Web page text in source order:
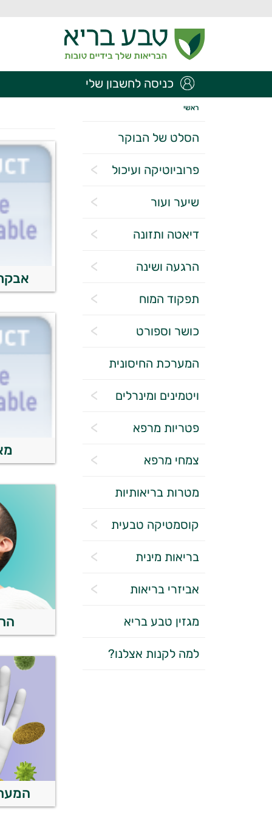
כניסה לחשבון שלי
ראשי
הסלט של הבוקר
פרוביוטיקה ועיכול
שיער ועור
דיאטה ותזונה
הרגעה ושינה
תפקוד המוח
כושר וספורט
המערכת החיסונית
ויטמינים ומינרלים
פטריות מרפא
צמחי מרפא
מטרות בריאותיות
קוסמטיקה טבעית
בריאות מינית
אביזרי בריאות
מגזין טבע בריא
למה לקנות אצלנו?